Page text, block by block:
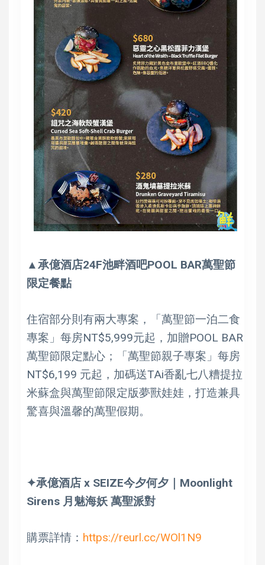
▲承億酒店24F池畔酒吧POOL BAR萬聖節
限定餐點
住宿部分則有兩大專案，「萬聖節一泊二食
專案」每房NT$5,999元起，加贈POOL BAR
萬聖節限定點心；「萬聖節親子專案」每房
NT$6,199 元起，加碼送TAi香亂七八糟提拉
米蘇盒與萬聖節限定版夢獸娃娃，打造兼具
驚喜與溫馨的萬聖假期。
✦承億酒店 x SEIZE今夕何夕｜Moonlight
Sirens 月魅海妖 萬聖派對
購票詳情： https://reurl.cc/WOl1N9